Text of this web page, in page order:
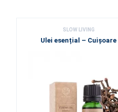
SLOW LIVING
Ulei esențial – Cuișoare